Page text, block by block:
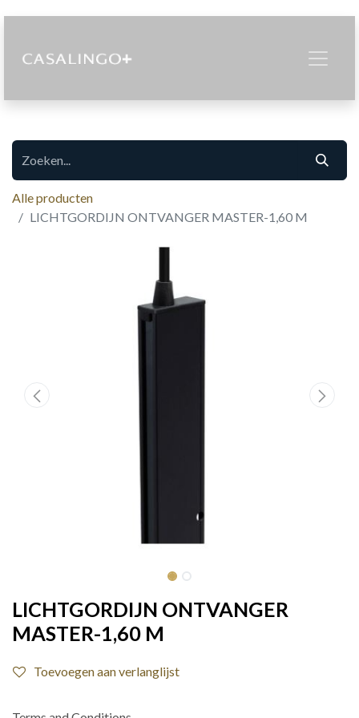
Alle producten
LICHTGORDIJN ONTVANGER MASTER-1,60 M
LICHTGORDIJN ONTVANGER
MASTER-1,60 M
Toevoegen aan verlanglijst